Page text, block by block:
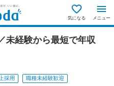
気になる メニュー
未経験から最短で年収
採用
職種未経験歓迎